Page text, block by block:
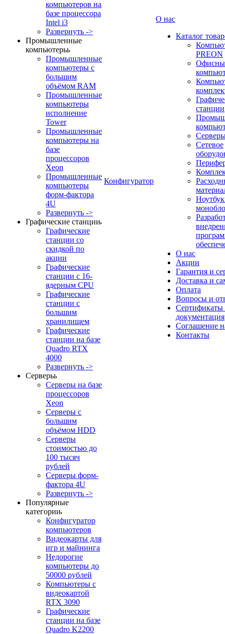
компьютеров на
базе процессора
Intel i3
Развернуть ->
Промышленные
компьютеры
Промышленные
компьютеры с
большим
объёмом RAM
Промышленные
компьютеры
исполнение
Tower
Промышленные
компьютеры на
базе
процессоров
Xeon
Промышленные
компьютеры
форм-фактора
4U
Развернуть ->
Графические станции
Графические
станции со
скидкой по
акции
Графические
станции с 16-
ядерным CPU
Графические
станции с
большим
хранилищем
Графические
станции на базе
Quadro RTX
4000
Развернуть ->
Серверы
Серверы на базе
процессоров
Xeon
Серверы с
большим
объёмом HDD
Серверы
стоимостью до
100 тысяч
рублей
Серверы форм-
фактора 4U
Развернуть ->
Популярные
категории
Конфигуратор
компьютеров
Видеокарты для
игр и майнинга
Недорогие
компьютеры до
50000 рублей
Компьютеры с
видеокартой
RTX 3090
Графические
станции на базе
Quadro K2200
Конфигуратор
О нас
Каталог
PREON
станции
Сетевое
О нас
Акции
Гарантия и
Доставка и
Оплата
Вопросы и
Сертификаты
документация
Соглашение
Контакты